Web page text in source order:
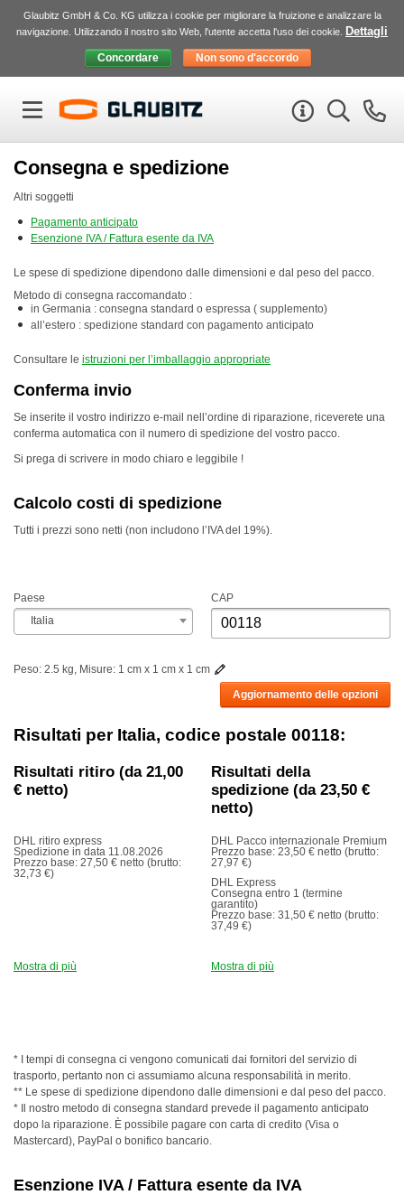
Glaubitz GmbH & Co. KG utilizza i cookie per migliorare la fruizione e analizzare la
navigazione. Utilizzando il nostro sito Web, l'utente accetta l'uso dei cookie.
Dettagli
Consegna e spedizione
Altri soggetti
Pagamento anticipato
Esenzione IVA/ Fattura esente da IVA
Le spese di spedizione dipendono dalle dimensioni e dal peso del pacco.
Metodo di consegna raccomandato :
in Germania : consegna standard o espressa ( supplemento)
all’estero : spedizione standard con pagamento anticipato
Consultare le istruzioni per l’imballaggio appropriate
Conferma invio
Se inserite il vostro indirizzo e-mail nell’ordine di riparazione, riceverete una
conferma automatica con il numero di spedizione del vostro pacco.
Si prega di scrivere in modo chiaro e leggibile !
Calcolo costi di spedizione
Tutti i prezzi sono netti (non includono l’ IVAdel 19%).
Paese
Italia
CAP
Peso: 2.5 kg, Misure: 1 cm x 1 cm x 1 cm
Aggiornamento delle opzioni
Risultati per Italia, codice postale 00118:
Risultati ritiro (da 21,00
€ netto)
Risultati della
spedizione (da 23,50 €
netto)
DHL ritiro express
Spedizione in data 11.08.2026
Prezzo base: 27,50 € netto (brutto:
32,73 €)
DHL Pacco internazionale Premium
Prezzo base: 23,50 € netto (brutto:
27,97 €)
DHL Express
Consegna entro 1 (termine
garantito)
Prezzo base: 31,50 € netto (brutto:
37,49 €)
Mostra di più Mostra di più
* I tempi di consegna ci vengono comunicati dai fornitori del servizio di
trasporto, pertanto non ci assumiamo alcuna responsabilità in merito.
** Le spese di spedizione dipendono dalle dimensioni e dal peso del pacco.
* Il nostro metodo di consegna standard prevede il pagamento anticipato
dopo la riparazione. È possibile pagare con carta di credito (Visa o
Mastercard), PayPal o bonifico bancario.
Esenzione IVA/ Fattura esente da IVA